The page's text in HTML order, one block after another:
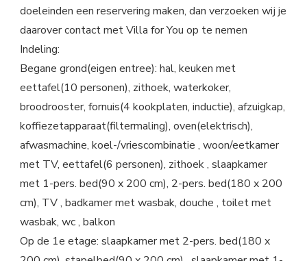
doeleinden een reservering maken, dan verzoeken wij je
daarover contact met Villa for You op te nemen
Indeling:
Begane grond(eigen entree): hal, keuken met
eettafel(10 personen), zithoek, waterkoker,
broodrooster, fornuis(4 kookplaten, inductie), afzuigkap,
koffiezetapparaat(filtermaling), oven(elektrisch),
afwasmachine, koel-/vriescombinatie , woon/eetkamer
met TV, eettafel(6 personen), zithoek , slaapkamer
met 1-pers. bed(90 x 200 cm), 2-pers. bed(180 x 200
cm), TV , badkamer met wasbak, douche , toilet met
wasbak, wc , balkon
Op de 1e etage: slaapkamer met 2-pers. bed(180 x